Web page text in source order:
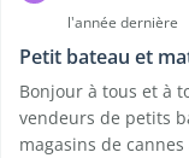
l'année dernière
Petit bateau et
Bonjour à tous et à
vendeurs de petits
magasins de